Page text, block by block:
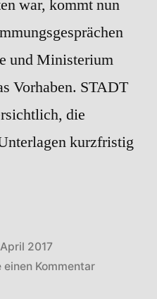
war, kommt nun
und Ministerium
Vorhaben. STADT
die
kurzfristig
2017
einen Kommentarzu